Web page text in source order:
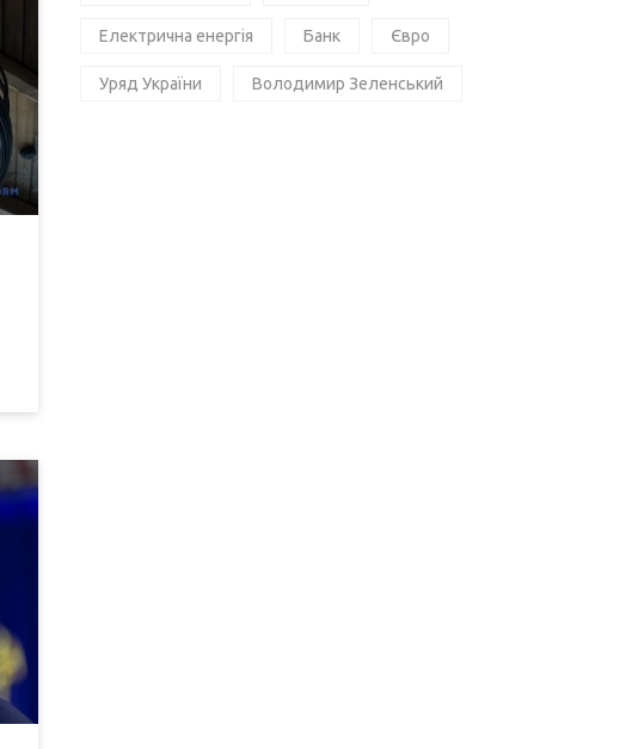
Електрична енергія Банк Євро
Уряд України Володимир Зеленський